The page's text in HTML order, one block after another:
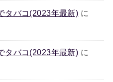
タバコ(2023年最新) に
タバコ(2023年最新) に